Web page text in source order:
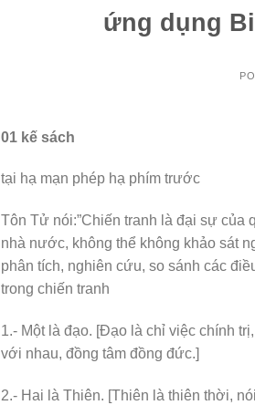
ứng dụng
01 kế sách
tại hạ mạn phép hạ phím trước
Tôn Tử nói:”Chiến tranh là đại sự của
nhà nước, không thể không khảo sát
phân tích, nghiên cứu, so sánh các
trong chiến tranh
1.- Một là đạo. [Đạo là chỉ việc chính
với nhau, đồng tâm đồng đức.]
2.- Hai là Thiên. [Thiên là thiên thời,